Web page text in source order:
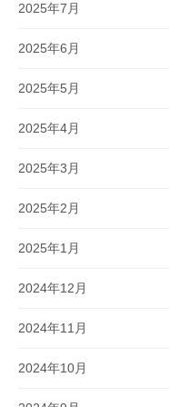
2025年7月
2025年6月
2025年5月
2025年4月
2025年3月
2025年2月
2025年1月
2024年12月
2024年11月
2024年10月